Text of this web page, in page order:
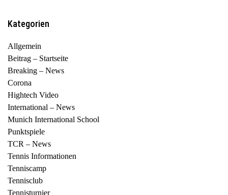
Kategorien
Allgemein
Beitrag – Startseite
Breaking – News
Corona
Hightech Video
International – News
Munich International School
Punktspiele
TCR – News
Tennis Informationen
Tenniscamp
Tennisclub
Tennisturnier